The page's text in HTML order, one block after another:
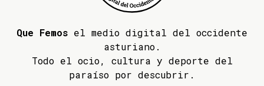
Que Femos el medio digital del occidente
asturiano.
Todo el ocio, cultura y deporte del
paraíso por descubrir.